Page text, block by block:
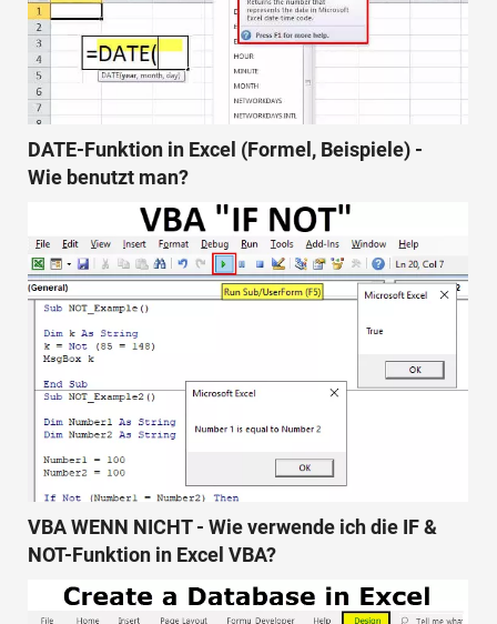
DATE-Funktion in Excel (Formel, Beispiele) -
Wie benutzt man?
VBA WENN NICHT - Wie verwende ich die IF &
NOT-Funktion in Excel VBA?